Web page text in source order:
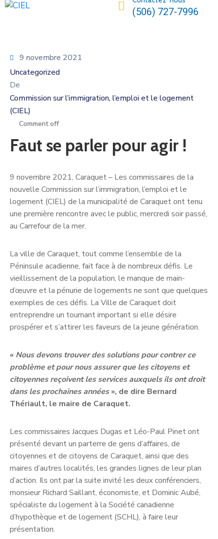
(506) 727-7996
9 novembre 2021
Uncategorized
De
Commission sur l’immigration, l’emploi et le logement
(CIEL)
Comment off
Faut se parler pour agir !
9 novembre 2021, Caraquet – Les commissaires de la
nouvelle Commission sur l’immigration, l’emploi et le
logement (CIEL) de la municipalité de Caraquet ont tenu
une première rencontre avec le public, mercredi soir passé,
au Carrefour de la mer.
La ville de Caraquet, tout comme l’ensemble de la
Péninsule acadienne, fait face à de nombreux défis. Le
vieillissement de la population, le manque de main-
d’œuvre et la pénurie de logements ne sont que quelques
exemples de ces défis. La Ville de Caraquet doit
entreprendre un tournant important si elle désire
prospérer et s’attirer les faveurs de la jeune génération.
« Nous devons trouver des solutions pour contrer ce
problème et pour nous assurer que les citoyens et
citoyennes reçoivent les services auxquels ils ont droit
dans les prochaines années», de dire Bernard
Thériault, le maire de Caraquet.
Les commissaires Jacques Dugas et Léo-Paul Pinet ont
présenté devant un parterre de gens d’affaires, de
citoyennes et de citoyens de Caraquet, ainsi que des
maires d’autres localités, les grandes lignes de leur plan
d’action. Ils ont par la suite invité les deux conférenciers,
monsieur Richard Saillant, économiste, et Dominic Aubé,
spécialiste du logement à la Société canadienne
d’hypothèque et de logement (SCHL), à faire leur
présentation.